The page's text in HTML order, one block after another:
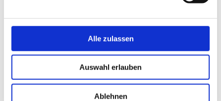
Alle zulassen
Auswahl erlauben
Ablehnen